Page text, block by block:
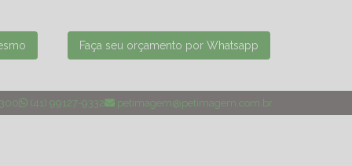
Faça seu orçamento por Whatsapp
(41) 99127-9332 petimagem@petimagem.com.br